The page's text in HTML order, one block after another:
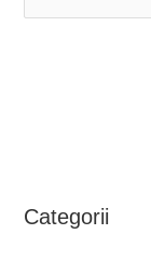
Categorii